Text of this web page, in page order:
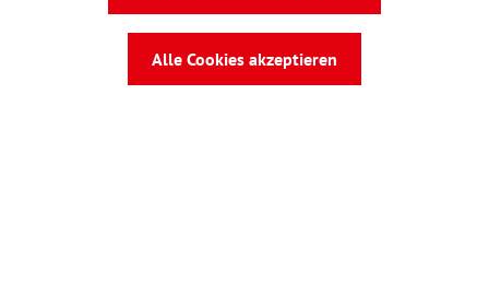
Alle Cookies akzeptieren